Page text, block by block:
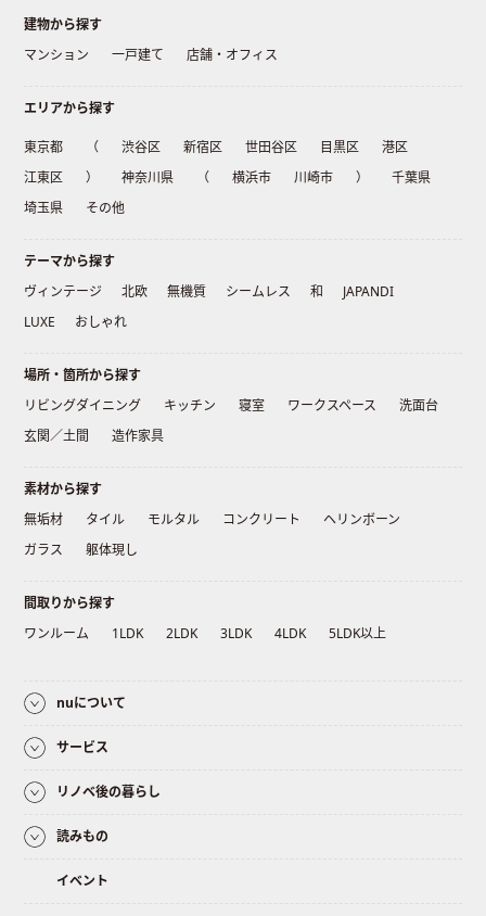
建物から探す
マンション
一戸建て 店舗・オフィス
エリアから探す
東京都 （ 渋谷区 新宿区 世田谷区 目黒区
港区
江東区
） 神奈川県 （ 横浜市 川崎市 ）
千葉県
埼玉県
その他
テーマから探す
ヴィンテージ
北欧 無機質 シームレス 和
JAPANDI
LUXE
おしゃれ
場所・箇所から探す
リビングダイニング
キッチン 寝室 ワークスペース
洗面台
玄関／土間
造作家具
素材から探す
無垢材
タイル モルタル コンクリート
ヘリンボーン
ガラス
躯体現し
間取りから探す
ワンルーム
1LDK 2LDK 3LDK 4LDK 5LDK以上
nuについて
サービス
リノベ後の暮らし
読みもの
イベント